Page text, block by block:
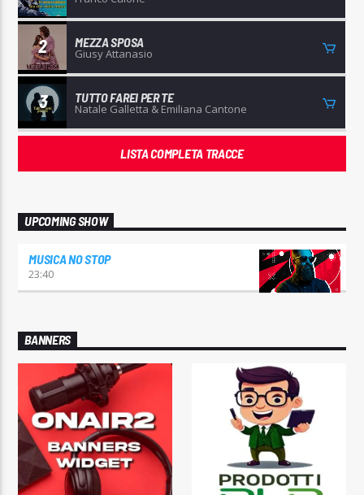
2 MEZZA SPOSA
Giusy Attanasio
3 TUTTO FAREI PER TE
Natale Galletta & Emiliana Cantone
LISTA COMPLETA TRACCE
UPCOMING SHOW
MUSICA NO STOP
23:40
BANNERS